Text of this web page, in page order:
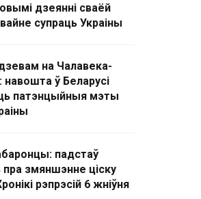
дзеянні сваёй
вайне супраць Украіны
на Чалавека-
навошта ў Беларусі
патэнцыйныя мэты
падстаў
пра змяншэнне ціску
рэпрэсій 6 жніўня